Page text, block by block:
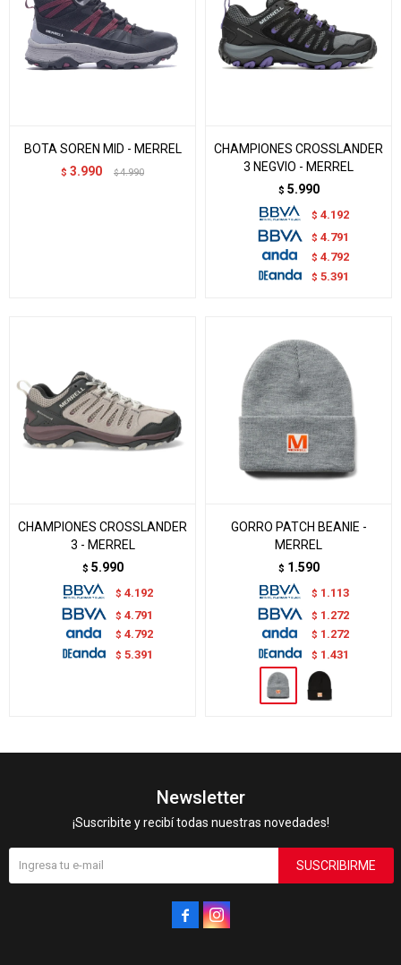
BOTA SOREN MID - MERREL
$ 3.990 $ 4.990
CHAMPIONES CROSSLANDER
3 NEGVIO - MERREL
$ 5.990
$ 4.192
$ 4.791
$ 4.792
$ 5.391
CHAMPIONES CROSSLANDER
3 - MERREL
$ 5.990
$ 4.192
$ 4.791
$ 4.792
$ 5.391
GORRO PATCH BEANIE -
MERREL
$ 1.590
$ 1.113
$ 1.272
$ 1.272
$ 1.431
Newsletter
¡Suscribite y recibí todas nuestras novedades!
SUSCRIBIRME
 